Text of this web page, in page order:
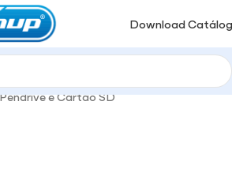
Download
Pendrive e Cartão SD